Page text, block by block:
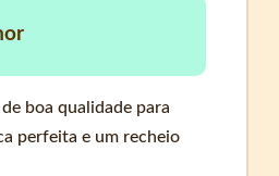
boa qualidade para
perfeita e um recheio